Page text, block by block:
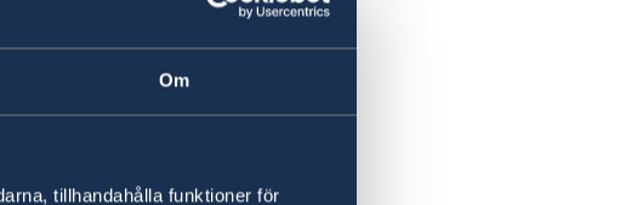
Om
tillhandahålla funktioner för